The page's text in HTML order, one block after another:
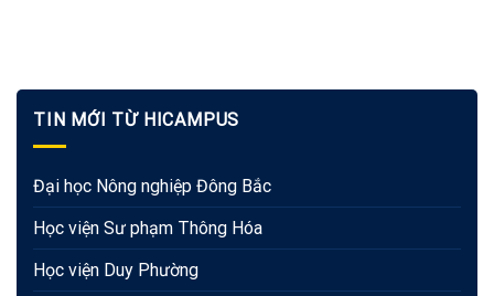
TIN MỚI TỪ HICAMPUS
Đại học Nông nghiệp Đông Bắc
Học viện Sư phạm Thông Hóa
Học viện Duy Phường